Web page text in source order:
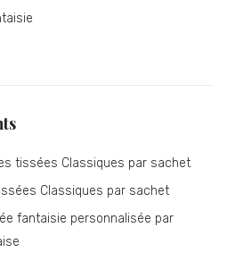
tissées Classiques par sachet
Classiques par sachet
fantaisie personnalisée par